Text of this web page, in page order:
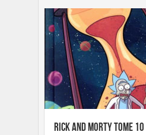
Rick and Morty Tome 10